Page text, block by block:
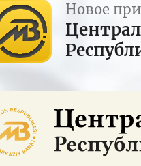
Новое